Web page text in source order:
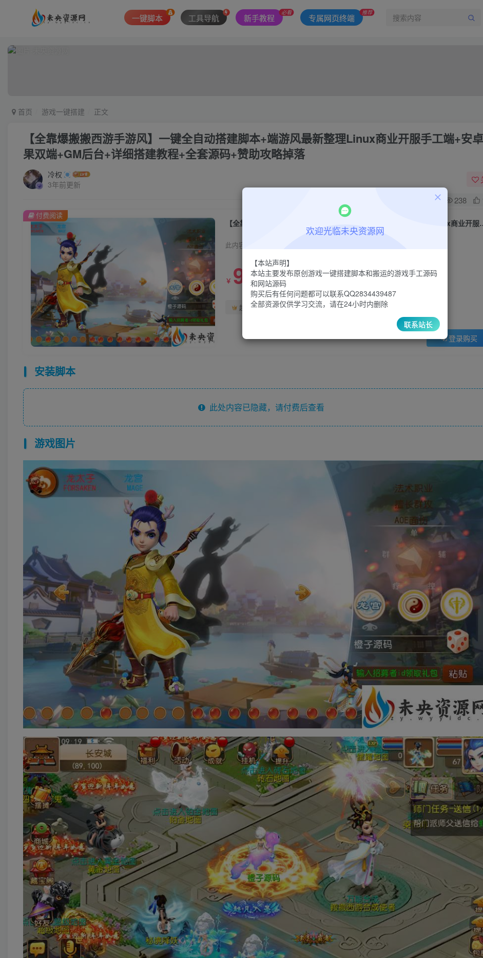
一键脚本 工具导航 新手教程
必看
专属网页终端
推荐
首页 游戏一键搭建 正文
【全靠爆搬搬西游手游风】一键全自动搭建脚本+端游风最新整理Linux商业开服手工端+安
果双端+GM后台+详细搭建教程+全套源码+赞助攻略掉落
冷权
3年前更新
0 238
【全靠爆搬搬西游手游风】一键全自动搭建
此内容为付费阅读，请付费后查看
￥ 9.9 限时特惠
￥30
超级会员￥5 至尊会员￥ 1
登录购买
付费阅读
安装脚本
此处内容已隐藏，请付费后查看
游戏图片
欢迎光临未央资源网
【本站声明】
本站主要发布原创游戏一键搭建脚本和搬运的游戏手工源码
和网站源码
购买后有任何问题都可以联系QQ2834439487
全部资源仅供学习交流，请在24小时内删除
联系站长